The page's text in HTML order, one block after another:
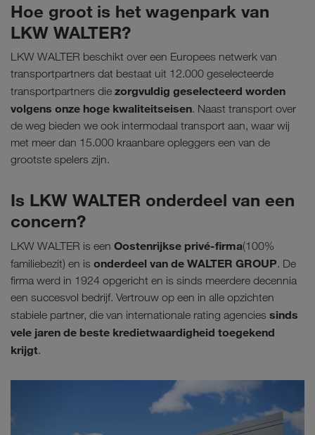
Hoe groot is het wagenpark van
LKW WALTER?
LKW WALTER beschikt over een Europees netwerk van
transportpartners dat bestaat uit 12.000 geselecteerde
transportpartners die zorgvuldig geselecteerd worden
volgens onze hoge kwaliteitseisen. Naast transport over
de weg bieden we ook intermodaal transport aan, waar wij
met meer dan 15.000 kraanbare opleggers een van de
grootste spelers zijn.
Is LKW WALTER onderdeel van een
concern?
LKW WALTER is een Oostenrijkse privé-firma(100%
familiebezit) en is onderdeel van de WALTER GROUP. De
firma werd in 1924 opgericht en is sinds meerdere decennia
een succesvol bedrijf. Vertrouw op een in alle opzichten
stabiele partner, die van internationale rating agencies sinds
vele jaren de beste kredietwaardigheid toegekend
krijgt.